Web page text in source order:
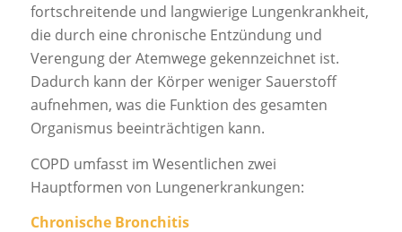
fortschreitende und langwierige Lungenkrankheit,
die durch eine chronische Entzündung und
Verengung der Atemwege gekennzeichnet ist.
Dadurch kann der Körper weniger Sauerstoff
aufnehmen, was die Funktion des gesamten
Organismus beeinträchtigen kann.
COPD umfasst im Wesentlichen zwei
Hauptformen von Lungenerkrankungen:
Chronische Bronchitis